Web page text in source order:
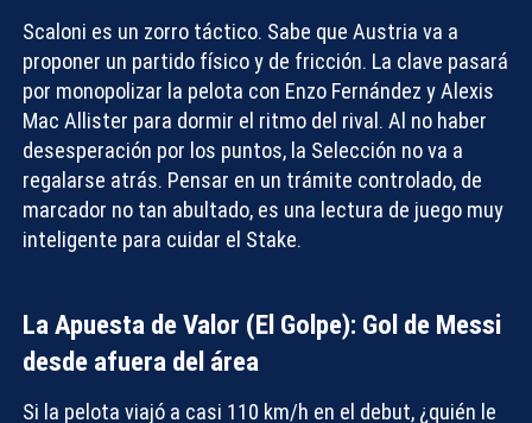
Scaloni es un zorro táctico. Sabe que Austria va a
proponer un partido físico y de fricción. La clave pasará
por monopolizar la pelota con Enzo Fernández y Alexis
Mac Allister para dormir el ritmo del rival. Al no haber
desesperación por los puntos, la Selección no va a
regalarse atrás. Pensar en un trámite controlado, de
marcador no tan abultado, es una lectura de juego muy
inteligente para cuidar el Stake.
La Apuesta de Valor (El Golpe): Gol de Messi
desde afuera del área
Si la pelota viajó a casi 110 km/h en el debut, ¿quién le